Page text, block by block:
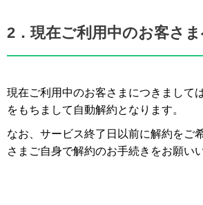
2．現在ご利用中のお客さ
現在ご利用中のお客さまにつきまして
をもちまして自動解約となります。
なお、サービス終了日以前に解約をご
さまご自身で解約のお手続きをお願い